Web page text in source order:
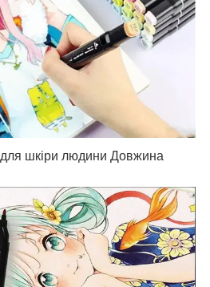
для шкіри людини Довжина